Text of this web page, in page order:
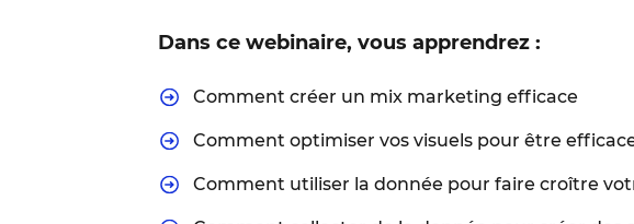
Dans ce webinaire, vous apprendrez :
Comment créer un mix marketing efficace
Comment optimiser vos visuels pour être
Comment utiliser la donnée pour faire croître